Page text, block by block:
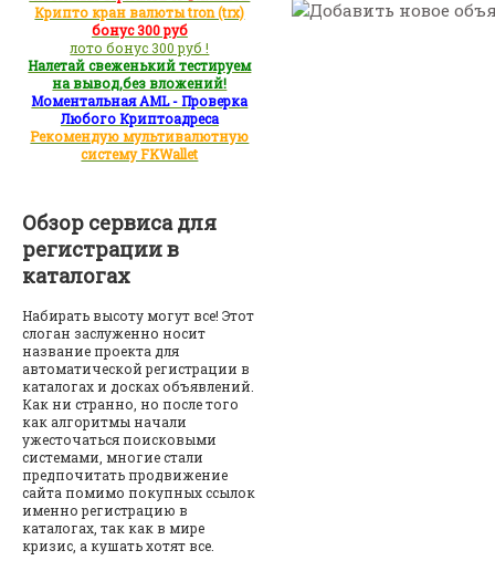
Крипто кран валюты tron (trx)
бонус 300 руб
лото бонус 300 руб !
Налетай свеженький тестируем
на вывод,без вложений!
Моментальная AML - Проверка
Любого Криптоадреса
Рекомендую мультивалютную
систему FKWallet
Обзор сервиса для
регистрации в
каталогах
Набирать высоту могут все! Этот
слоган заслуженно носит
название проекта для
автоматической регистрации в
каталогах и досках объявлений.
Как ни странно, но после того
как алгоритмы начали
ужесточаться поисковыми
системами, многие стали
предпочитать продвижение
сайта помимо покупных ссылок
именно регистрацию в
каталогах, так как в мире
кризис, а кушать хотят все.